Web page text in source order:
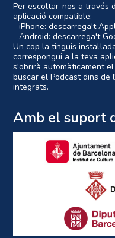
Per escoltar-nos a través
aplicació compatible:
- iPhone: descarrega't
- Android: descarrega't
Un cop la tinguis
correspongui a la teva
s'obrirà automàticament
buscar el Podcast dins
integrats.
Amb el suport